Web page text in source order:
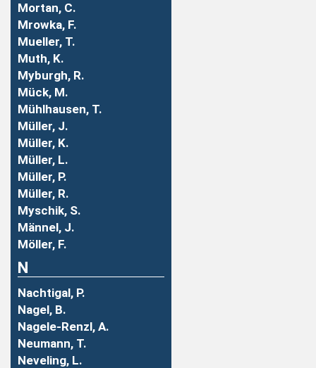
Mortan, C.
Mrowka, F.
Mueller, T.
Muth, K.
Myburgh, R.
Mück, M.
Mühlhausen, T.
Müller, J.
Müller, K.
Müller, L.
Müller, P.
Müller, R.
Myschik, S.
Männel, J.
Möller, F.
N
Nachtigal, P.
Nagel, B.
Nagele-Renzl, A.
Neumann, T.
Neveling, L.